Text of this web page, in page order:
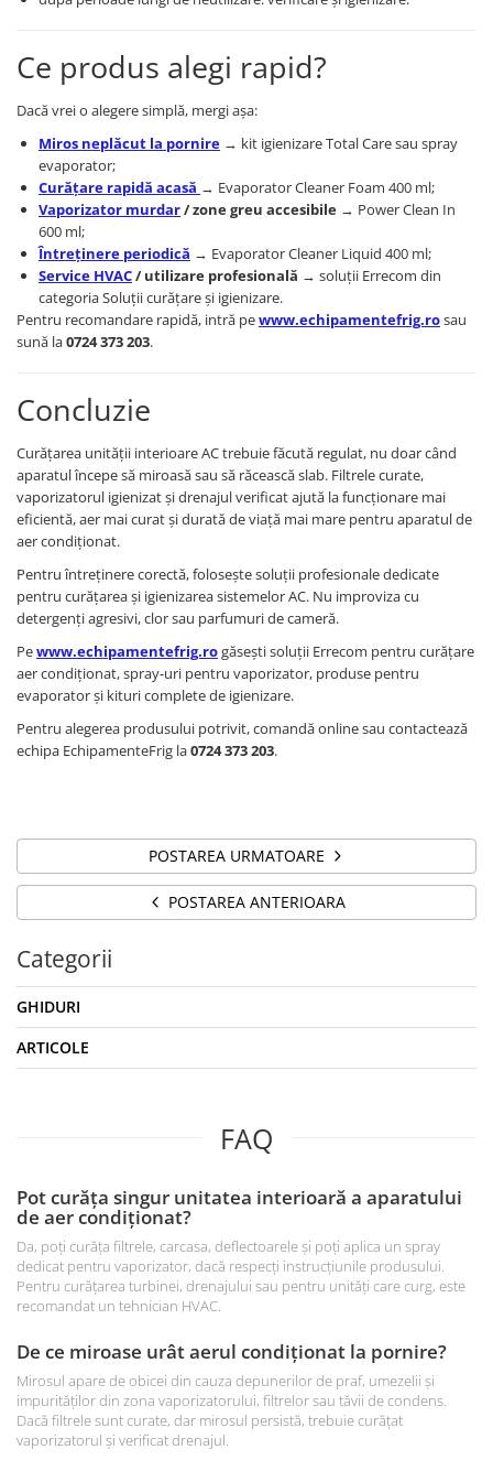
Ce produs alegi rapid?
Dacă vrei o alegere simplă, mergi așa:
Miros neplăcut la pornire → kit igienizare Total Care sau spray
evaporator;
Curățare rapidă acasă → Evaporator Cleaner Foam 400 ml;
Vaporizator murdar/ zone greu accesibile → Power Clean In
600 ml;
Întreținere periodică → Evaporator Cleaner Liquid 400 ml;
Service HVAC/ utilizare profesională → soluții Errecom din
categoria Soluții curățare și igienizare.
Pentru recomandare rapidă, intră pewww.echipamentefrig.rosau
sună la0724 373 203.
Concluzie
Curățarea unității interioare AC trebuie făcută regulat, nu doar când
aparatul începe să miroasă sau să răcească slab. Filtrele curate,
vaporizatorul igienizat și drenajul verificat ajută la funcționare mai
eficientă, aer mai curat și durată de viață mai mare pentru aparatul de
aer condiționat.
Pentru întreținere corectă, folosește soluții profesionale dedicate
pentru curățarea și igienizarea sistemelor AC. Nu improviza cu
detergenți agresivi, clor sau parfumuri de cameră.
Pewww.echipamentefrig.rogăsești soluții Errecom pentru curățare
aer condiționat, spray-uri pentru vaporizator, produse pentru
evaporator și kituri complete de igienizare.
Pentru alegerea produsului potrivit, comandă online sau contactează
echipa EchipamenteFrig la0724 373 203.
POSTAREA URMATOARE
POSTAREA ANTERIOARA
Categorii
GHIDURI
ARTICOLE
FAQ
Pot curăța singur unitatea interioară a aparatului
de aer condiționat?
Da, poți curăța filtrele, carcasa, deflectoarele și poți aplica un spray
dedicat pentru vaporizator, dacă respecți instrucțiunile produsului.
Pentru curățarea turbinei, drenajului sau pentru unități care curg, este
recomandat un tehnician HVAC.
De ce miroase urât aerul condiționat la pornire?
Mirosul apare de obicei din cauza depunerilor de praf, umezelii și
impurităților din zona vaporizatorului, filtrelor sau tăvii de condens.
Dacă filtrele sunt curate, dar mirosul persistă, trebuie curățat
vaporizatorul și verificat drenajul.